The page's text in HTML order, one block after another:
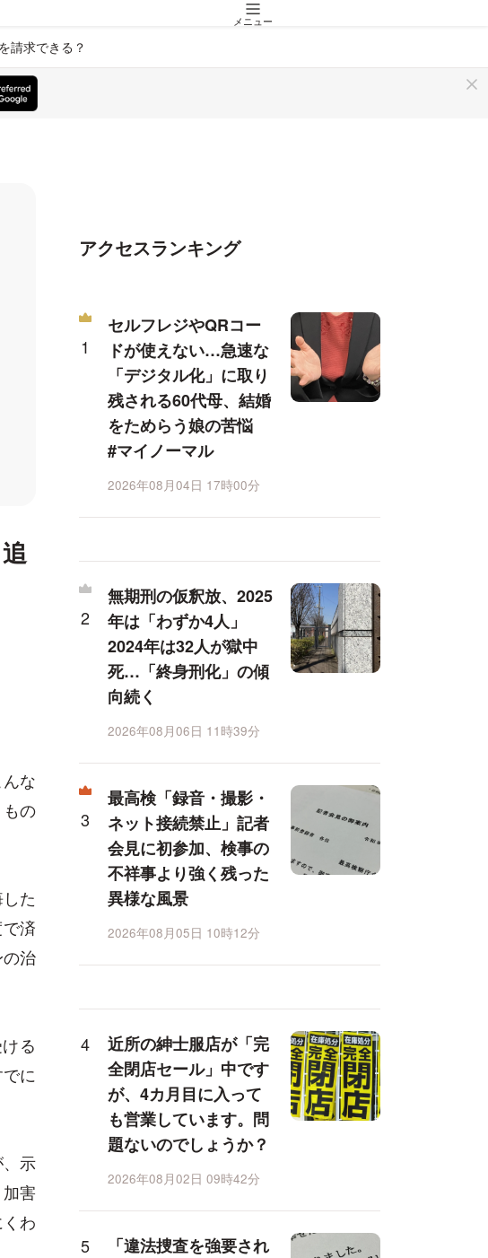
メニュー
請求できる？
な
の
た
済
治
る
に
示
害
わ
アクセスランキング
セルフレジやQRコー
ドが使えない…急速な
「デジタル化」に取り
残される60代母、結婚
をためらう娘の苦悩
#マイノーマル
2026年08月04日 17時00分
無期刑の仮釈放、2025
年は「わずか4人」
2024年は32人が獄中
死…「終身刑化」の傾
向続く
2026年08月06日 11時39分
最高検「録音・撮影・
ネット接続禁止」記者
会見に初参加、検事の
不祥事より強く残った
異様な風景
2026年08月05日 10時12分
近所の紳士服店が「完
全閉店セール」中です
が、4カ月目に入って
も営業しています。問
題ないのでしょうか？
2026年08月02日 09時42分
「違法捜査を強要され